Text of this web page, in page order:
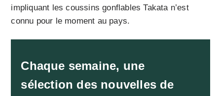
impliquant les coussins gonflables Takata n’est
connu pour le moment au pays.
Chaque semaine, une
sélection des nouvelles de